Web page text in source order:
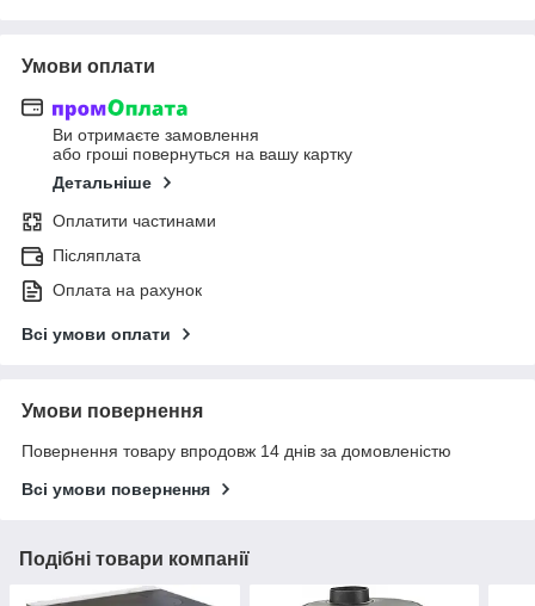
Умови оплати
Ви отримаєте замовлення
або гроші повернуться на вашу картку
Детальніше
Оплатити частинами
Післяплата
Оплата на рахунок
Всі умови оплати
Умови повернення
Повернення товару впродовж 14 днів за домовленістю
Всі умови повернення
Подібні товари компанії